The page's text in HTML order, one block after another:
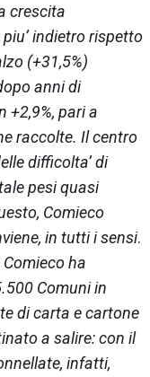
crescita
indietro rispetto
(+31,5%)
anni di
+2,9%, pari a
raccolte. Il centro
difficolta’ di
pesi quasi
Comieco
in tutti i sensi.
Comiecoha
Comuni in
di carta e cartone
a salire: con il
infatti,